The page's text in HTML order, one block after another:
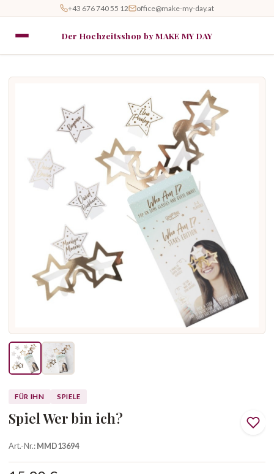
+43 676 740 55 12 office@make-my-day.at
Der Hochzeitsshop by MAKE MY DAY
FÜR IHN SPIELE
Spiel Wer bin ich?
Art.-Nr.:MMD13694